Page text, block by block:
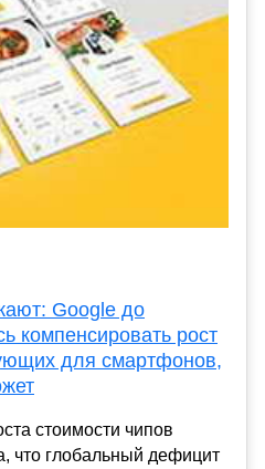
Google до
компенсировать рост
для смартфонов,
стоимости чипов
что глобальный дефицит